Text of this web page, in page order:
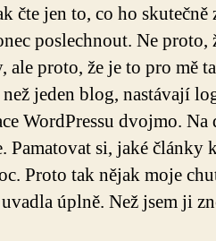
čte jen to, co ho skutečně
poslechnout. Ne proto,
proto, že je to pro mě
jeden blog, nastávají
WordPressu dvojmo. Na
Pamatovat si, jaké články
Proto tak nějak moje
úplně. Než jsem ji